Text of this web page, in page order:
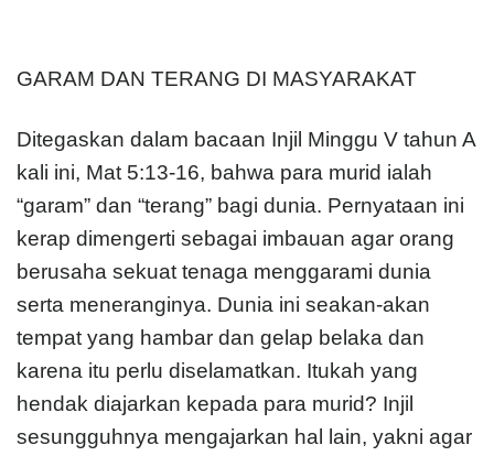
GARAM DAN TERANG DI MASYARAKAT
Ditegaskan dalam bacaan Injil Minggu V tahun A
kali ini, Mat 5:13-16, bahwa para murid ialah
“garam” dan “terang” bagi dunia. Pernyataan ini
kerap dimengerti sebagai imbauan agar orang
berusaha sekuat tenaga menggarami dunia
serta meneranginya. Dunia ini seakan-akan
tempat yang hambar dan gelap belaka dan
karena itu perlu diselamatkan. Itukah yang
hendak diajarkan kepada para murid? Injil
sesungguhnya mengajarkan hal lain, yakni agar